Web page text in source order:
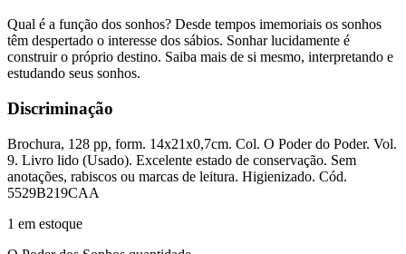
Qual é a função dos sonhos? Desde tempos imemoriais os sonhos
têm despertado o interesse dos sábios. Sonhar lucidamente é
construir o próprio destino. Saiba mais de si mesmo, interpretando e
estudando seus sonhos.
Discriminação
Brochura, 128 pp, form. 14x21x0,7cm. Col. O Poder do Poder. Vol.
9. Livro lido (Usado). Excelente estado de conservação. Sem
anotações, rabiscos ou marcas de leitura. Higienizado. Cód.
5529B219CAA
1 em estoque